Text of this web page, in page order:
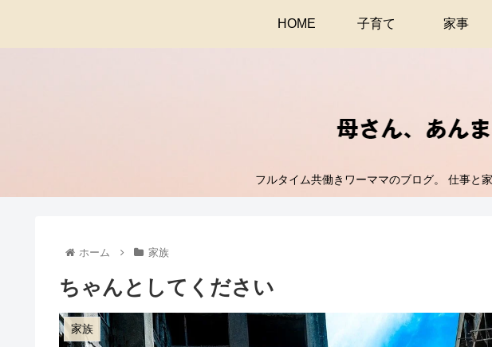
フルタイム共働きワーママのブログ。 仕事と
HOME 子育て 家事
ホーム 家族
ちゃんとしてください
家族